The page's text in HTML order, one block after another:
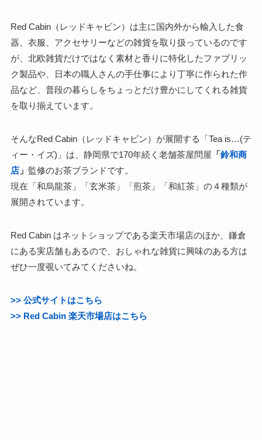
Red Cabin（レッドキャビン）は主に国内外から輸入した食
器、衣服、アクセサリーなどの雑貨を取り扱っているのです
が、北欧雑貨だけではなく素材と香りに特化したファブリッ
ク製品や、日本の職人さんの手仕事により丁寧に作られた作
品など、普段の暮らしをちょっとだけ豊かにしてくれる雑貨
を取り揃えています。
そんなRed Cabin（レッドキャビン）が展開する「Tea is…(テ
ィー・イズ)」は、静岡県で170年続く老舗茶屋問屋 「鈴和商
店」 監修のお茶ブランドです。
現在「和烏龍茶」「玄米茶」「煎茶」「和紅茶」の４種類が
展開されています。
Red Cabin はネットショップである楽天市場店のほか、鎌倉
にある実店舗もあるので、おしゃれな雑貨に興味のある方は
ぜひ一度覗いてみてくださいね。
>> 公式サイトはこちら
>> Red Cabin 楽天市場店はこちら